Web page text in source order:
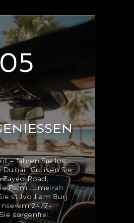
– fahren Sie los
Dubai! Cruisen Sie
Road,
Palm Jumeirah
stilvoll am Burj
24/7-
sorgenfrei.